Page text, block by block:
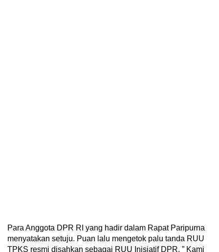
Para Anggota DPR RI yang hadir dalam Rapat Paripurna
menyatakan setuju. Puan lalu mengetok palu tanda RUU
TPKS resmi disahkan sebagai RUU Inisiatif DPR. ” Kami